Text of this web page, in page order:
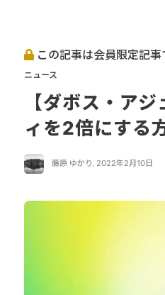
この記事は会員限定記事
ニュース
【ダボス・ア
ィを2倍にする
藤原 ゆかり , 2022年2月10日